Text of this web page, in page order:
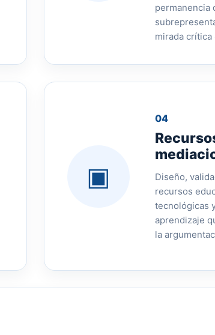
permanencia
mirada
▣
04
Diseño,
recursos
tecnológicas
aprendizaje
la